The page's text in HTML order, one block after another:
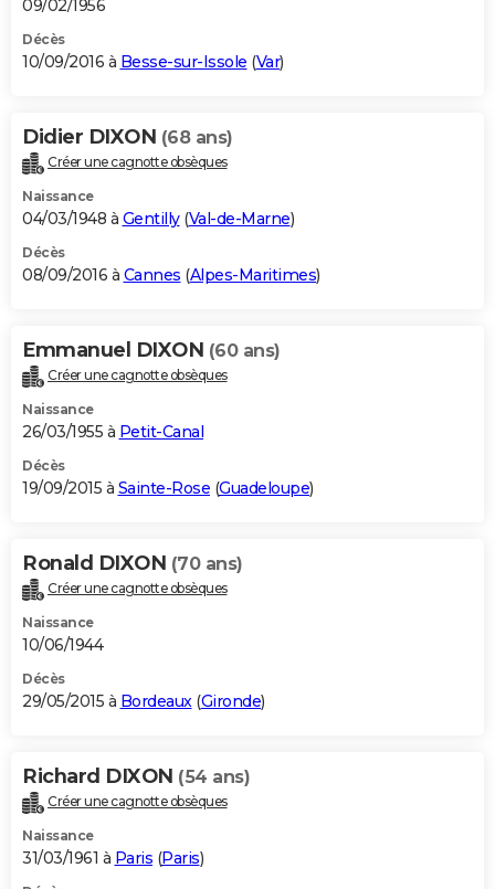
09/02/1956
Décès
10/09/2016 à Besse-sur-Issole (Var)
Didier DIXON (68 ans)
Créer une cagnotte obsèques
Naissance
04/03/1948 à Gentilly(Val-de-Marne)
Décès
08/09/2016 à Cannes (Alpes-Maritimes)
Emmanuel DIXON (60 ans)
Créer une cagnotte obsèques
Naissance
26/03/1955 à Petit-Canal
Décès
19/09/2015 à Sainte-Rose (Guadeloupe)
Ronald DIXON (70 ans)
Créer une cagnotte obsèques
Naissance
10/06/1944
Décès
29/05/2015 à Bordeaux(Gironde)
Richard DIXON (54 ans)
Créer une cagnotte obsèques
Naissance
31/03/1961 à Paris (Paris)